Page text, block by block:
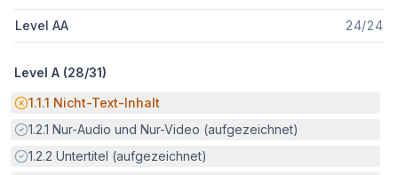
Level AA 24/24
Level A (28/31)
Potenzielle Barriere:
1.1.1 Nicht-Text-Inhalt
Erfüllt:
1.2.1 Nur-Audio und Nur-Video (aufgezeichnet)
Erfüllt:
1.2.2 Untertitel (aufgezeichnet)